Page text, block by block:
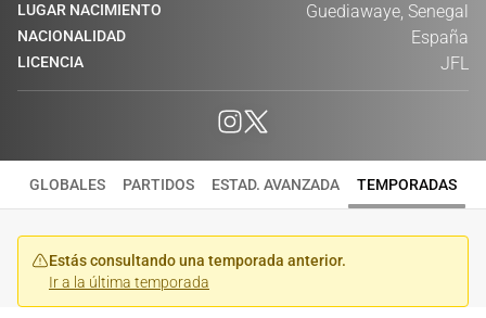
LUGAR NACIMIENTO Guediawaye, Senegal
NACIONALIDAD España
LICENCIA JFL
GLOBALES PARTIDOS ESTAD. AVANZADA TEMPORADAS
Estás consultando una temporada anterior.
Ir a la última temporada